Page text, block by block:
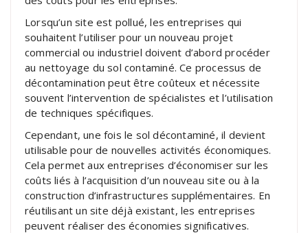
Lorsqu’un site est pollué, les entreprises qui
souhaitent l’utiliser pour un nouveau projet
commercial ou industriel doivent d’abord procéder
au nettoyage du sol contaminé. Ce processus de
décontamination peut être coûteux et nécessite
souvent l’intervention de spécialistes et l’utilisation
de techniques spécifiques.
Cependant, une fois le sol décontaminé, il devient
utilisable pour de nouvelles activités économiques.
Cela permet aux entreprises d’économiser sur les
coûts liés à l’acquisition d’un nouveau site ou à la
construction d’infrastructures supplémentaires. En
réutilisant un site déjà existant, les entreprises
peuvent réaliser des économies significatives.